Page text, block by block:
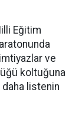
Eğitim
ve
koltuğuna
listenin